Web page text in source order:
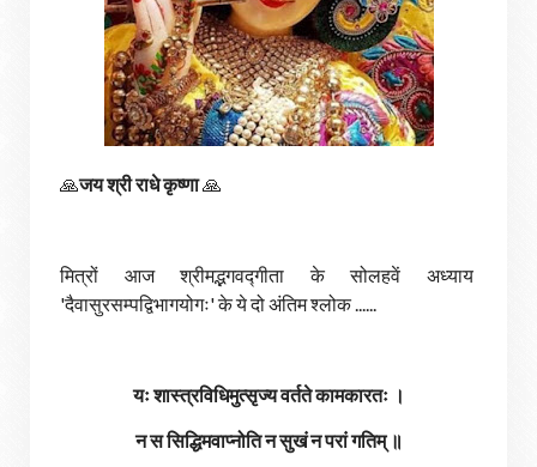
🙏जय श्री राधे कृष्णा🙏
मित्रों आज श्रीमद्भगवद्गीता के सोलहवें अध्याय
'दैवासुरसम्पद्विभागयोगः' के ये दो अंतिम श्लोक ......
यः शास्त्रविधिमुत्सृज्य वर्तते कामकारतः ।
न स सिद्धिमवाप्नोति न सुखं न परां गतिम् ॥